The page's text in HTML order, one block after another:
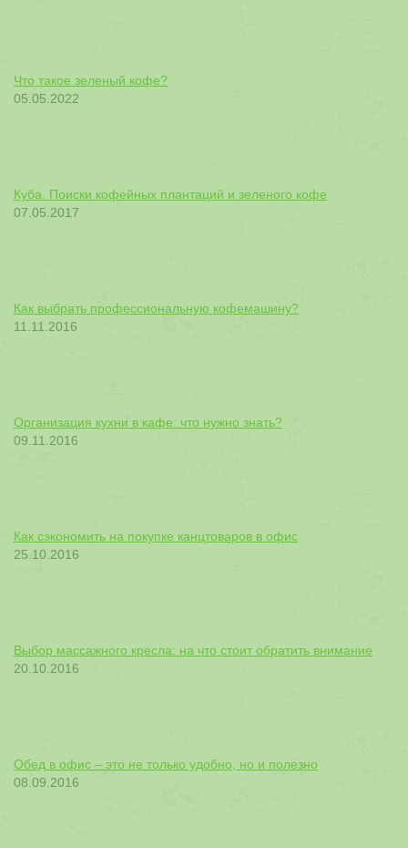
Что такое зеленый кофе?
05.05.2022
Куба. Поиски кофейных плантаций и зеленого кофе
07.05.2017
Как выбрать профессиональную кофемашину?
11.11.2016
Организация кухни в кафе: что нужно знать?
09.11.2016
Как сэкономить на покупке канцтоваров в офис
25.10.2016
Выбор массажного кресла: на что стоит обратить внимание
20.10.2016
Обед в офис – это не только удобно, но и полезно
08.09.2016